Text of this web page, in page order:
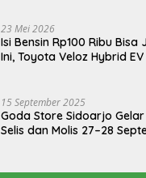
23 Mei 2026
Isi Bensin Rp100 Ribu Bisa
Ini, Toyota Veloz Hybrid
15 September 2025
Goda Store Sidoarjo
Selis dan Molis 27–28